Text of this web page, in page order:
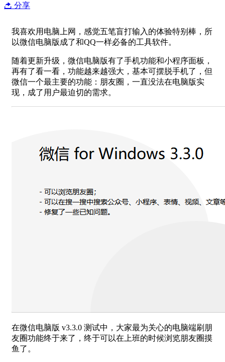
分享
我喜欢用电脑上网，感觉五笔盲打输入的体验特别棒，所
以微信电脑版成了和QQ一样必备的工具软件。
随着更新升级，微信电脑版有了手机功能和小程序面板，
再有了看一看，功能越来越强大，基本可摆脱手机了，但
微信一个最主要的功能：朋友圈，一直没法在电脑版实
现，成了用户最迫切的需求。
在微信电脑版 v3.3.0 测试中，大家最为关心的电脑端刷朋
友圈功能终于来了，终于可以在上班的时候浏览朋友圈摸
鱼了。